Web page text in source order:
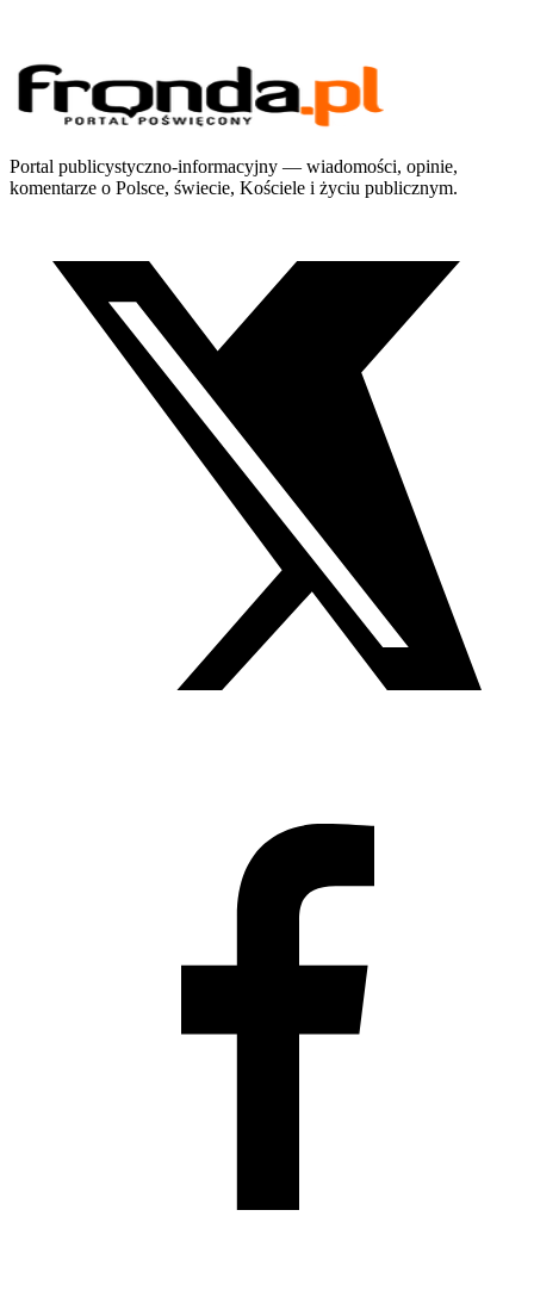
Portal publicystyczno-informacyjny — wiadomości, opinie,
komentarze o Polsce, świecie, Kościele i życiu publicznym.